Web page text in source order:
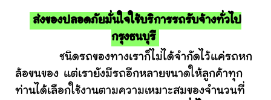
ส่งของปลอดภัยมั่นใจใช้บริการรถรับจ้างทั่วไป
กรุงธนบุรี
ชนิดรถของทางเราก็ไม่ได้จำกัดไว้แค่รถหก
ล้อขนของ แต่เรายังมีรถอีกหลายขนาดให้ลูกค้าทุก
ท่านได้เลือกใช้งานตามความเหมาะสมของจำนวนที่